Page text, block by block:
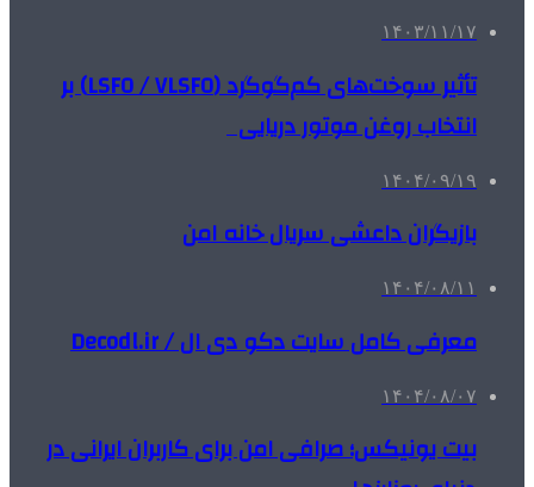
۱۴۰۳/۱۱/۱۷
تأثیر سوخت‌های کم‌گوگرد (LSFO / VLSFO) بر
انتخاب روغن موتور دریایی
۱۴۰۴/۰۹/۱۹
بازیگران داعشی سریال خانه امن
۱۴۰۴/۰۸/۱۱
معرفی کامل سایت دکو دی ال / Decodl.ir
۱۴۰۴/۰۸/۰۷
بیت یونیکس؛ صرافی امن برای کاربران ایرانی در